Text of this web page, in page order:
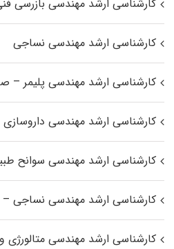
کارشناسی ارشد مهندسی بازرسی
کارشناسی ارشد مهندسی نساجی
کارشناسی ارشد مهندسی پلیمر –
کارشناسی ارشد مهندسی داروسازی
کارشناسی ارشد مهندسی سوانح
کارشناسی ارشد مهندسی نساجی
کارشناسی ارشد مهندسی متالورژی